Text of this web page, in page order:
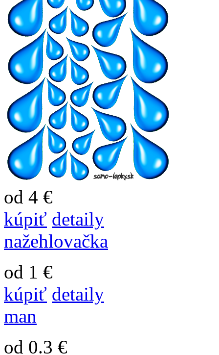
od 4 €
kúpiť detaily
nažehlovačka
od 1 €
kúpiť detaily
man
od 0.3 €